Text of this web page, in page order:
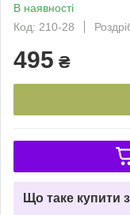
В наявності
Код: 210-28
495 ₴
Що таке купити